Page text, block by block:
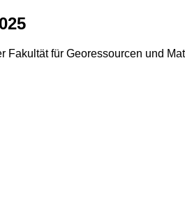
Fakultät für Georessourcen und